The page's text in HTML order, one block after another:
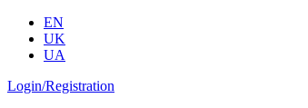
EN
UK
UA
Login/Registration